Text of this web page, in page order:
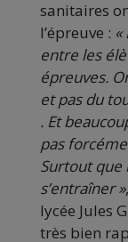
sanitaires
l’épreuve :
entre les
épreuves.
et pas du
. Et
pas
Surtout que
s’entraîner »
lycée Jules
très bien